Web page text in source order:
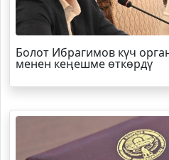
Болот Ибрагимов күч
менен кеңешме өткөрдү